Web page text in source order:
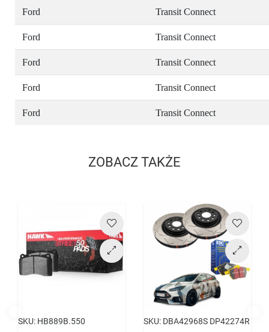
Ford Transit Connect
Ford Transit Connect
Ford Transit Connect
Ford Transit Connect
Ford Transit Connect
ZOBACZ TAKŻE
SKU: HB889B.550
Cena
SKU: DBA42968S DP42274R